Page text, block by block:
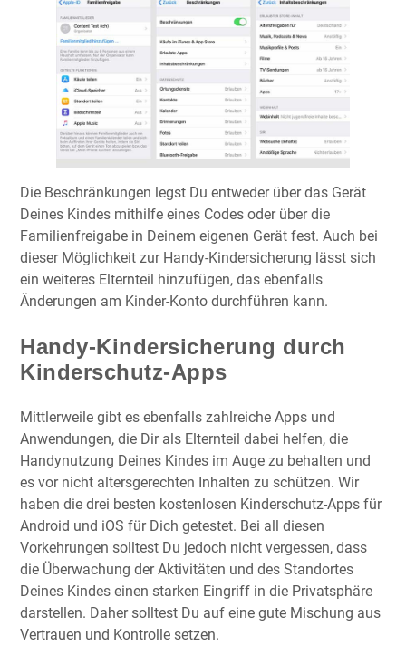
Die Beschränkungen legst Du entweder über das Gerät
Deines Kindes mithilfe eines Codes oder über die
Familienfreigabe in Deinem eigenen Gerät fest. Auch bei
dieser Möglichkeit zur Handy-Kindersicherung lässt sich
ein weiteres Elternteil hinzufügen, das ebenfalls
Änderungen am Kinder-Konto durchführen kann.
Handy-Kindersicherung durch
Kinderschutz-Apps
Mittlerweile gibt es ebenfalls zahlreiche Apps und
Anwendungen, die Dir als Elternteil dabei helfen, die
Handynutzung Deines Kindes im Auge zu behalten und
es vor nicht altersgerechten Inhalten zu schützen. Wir
haben die drei besten kostenlosen Kinderschutz-Apps für
Android und iOS für Dich getestet. Bei all diesen
Vorkehrungen solltest Du jedoch nicht vergessen, dass
die Überwachung der Aktivitäten und des Standortes
Deines Kindes einen starken Eingriff in die Privatsphäre
darstellen. Daher solltest Du auf eine gute Mischung aus
Vertrauen und Kontrolle setzen.